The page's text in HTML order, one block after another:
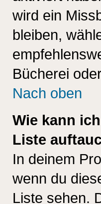
wird ein
bleiben,
Bücherei
Nach oben
Wie kann
Liste
In deinem
wenn du
Liste sehen.